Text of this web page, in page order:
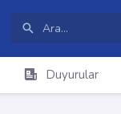
Duyurular